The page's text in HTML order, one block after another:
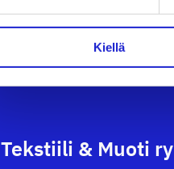
Kiellä
& Muoti ry